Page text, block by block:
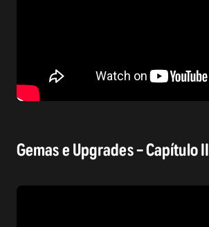
Gemas e Upgrades – Capítulo II